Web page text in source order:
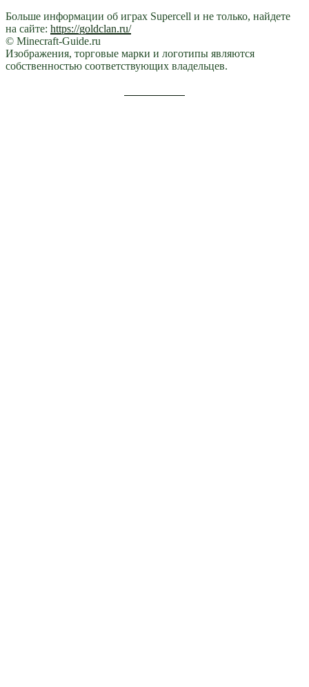
Больше информации об играх Supercell и не только, найдете
на сайте: https://goldclan.ru/
© Minecraft-Guide.ru
Изображения, торговые марки и логотипы являются
собственностью соответствующих владельцев.